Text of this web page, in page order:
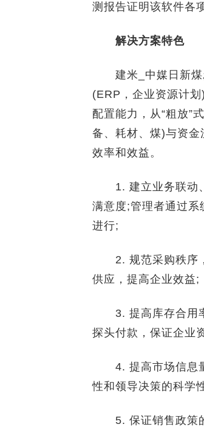
测报告证明该软件各
解决方案特色
建米_中媒日新煤
(ERP，企业资源计
配置能力，从“粗放”
备、耗材、煤)与资
效率和效益。
1. 建立业务联动、
满意度;管理者通过系
进行;
2. 规范采购秩序，
供应，提高企业效益;
3. 提高库存合用率
探头付款，保证企业
4. 提高市场信息量
性和领导决策的科学
5. 保证销售政策的